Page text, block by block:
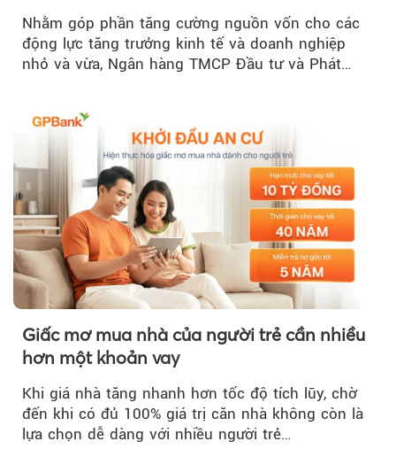
Nhằm góp phần tăng cường nguồn vốn cho các
động lực tăng trưởng kinh tế và doanh nghiệp
nhỏ và vừa, Ngân hàng TMCP Đầu tư và Phát
Giấc mơ mua nhà của người trẻ cần nhiều
hơn một khoản vay
Khi giá nhà tăng nhanh hơn tốc độ tích lũy, chờ
đến khi có đủ 100% giá trị căn nhà không còn là
lựa chọn dễ dàng với nhiều người trẻ…